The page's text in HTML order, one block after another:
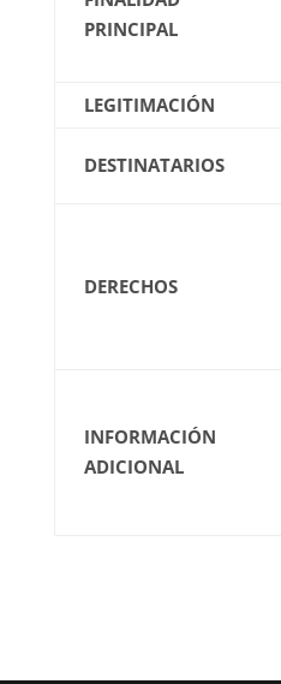
PRINCIPAL
LEGITIMACIÓN
DESTINATARIOS
DERECHOS
INFORMACIÓN
ADICIONAL